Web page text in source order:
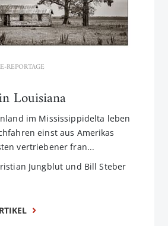
REPORTAGE
Louisiana
im Mississippidelta leben
einst aus Amerikas
vertriebener fran...
Jungblut und Bill Steber